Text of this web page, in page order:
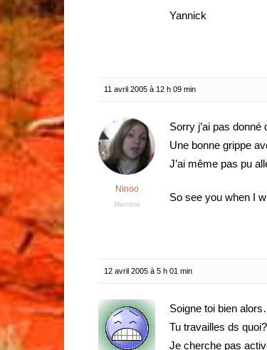
Yannick
11 avril 2005 à 12 h 09 min
Ninoo
Membre
Sorry j’ai pas
Une bonne grippe
J’ai même pas pu
So see you when I
12 avril 2005 à 5 h 01 min
Soigne toi bien
Tu travailles ds
Je cherche pas